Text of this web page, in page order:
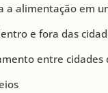
a alimentação em
e fora das
entre cidades